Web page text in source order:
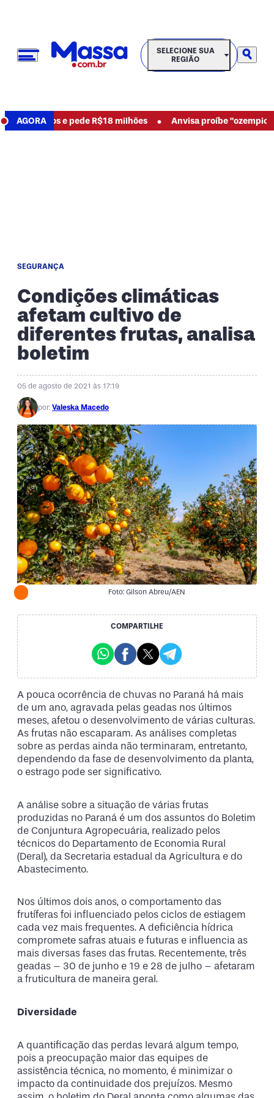
SELECIONE SUA REGIÃO
SELECIONE SUA
REGIÃO
AGORA
abusos e pede R$18 milhões • Anvisa proíbe "ozempic
SEGURANÇA
Condições climáticas
afetam cultivo de
diferentes frutas, analisa
boletim
05 de agosto de 2021 às 17:19
por: Valeska Macedo
Foto: Gilson Abreu/AEN
COMPARTILHE
A pouca ocorrência de chuvas no Paraná há mais
de um ano, agravada pelas geadas nos últimos
meses, afetou o desenvolvimento de várias culturas.
As frutas não escaparam. As análises completas
sobre as perdas ainda não terminaram, entretanto,
dependendo da fase de desenvolvimento da planta,
o estrago pode ser significativo.
A análise sobre a situação de várias frutas
produzidas no Paraná é um dos assuntos do Boletim
de Conjuntura Agropecuária, realizado pelos
técnicos do Departamento de Economia Rural
(Deral), da Secretaria estadual da Agricultura e do
Abastecimento.
Nos últimos dois anos, o comportamento das
frutíferas foi influenciado pelos ciclos de estiagem
cada vez mais frequentes. A deficiência hídrica
compromete safras atuais e futuras e influencia as
mais diversas fases das frutas. Recentemente, três
geadas – 30 de junho e 19 e 28 de julho – afetaram
a fruticultura de maneira geral.
Diversidade
A quantificação das perdas levará algum tempo,
pois a preocupação maior das equipes de
assistência técnica, no momento, é minimizar o
impacto da continuidade dos prejuízos. Mesmo